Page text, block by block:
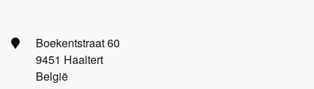
Boekentstraat 60
9451 Haaltert
België